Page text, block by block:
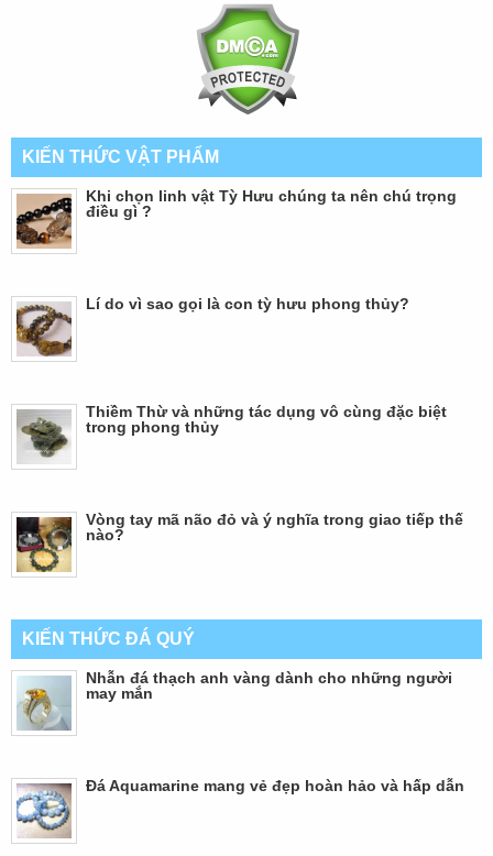
KIẾN THỨC VẬT PHẨM
Khi chọn linh vật Tỳ Hưu chúng ta nên chú trọng
điều gì ?
Lí do vì sao gọi là con tỳ hưu phong thủy?
Thiềm Thừ và những tác dụng vô cùng đặc biệt
trong phong thủy
Vòng tay mã não đỏ và ý nghĩa trong giao tiếp thế
nào?
KIẾN THỨC ĐÁ QUÝ
Nhẫn đá thạch anh vàng dành cho những người
may mắn
Đá Aquamarine mang vẻ đẹp hoàn hảo và hấp dẫn